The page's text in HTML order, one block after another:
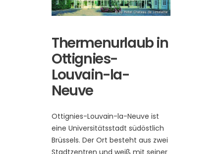
Thermenurlaub in
Ottignies-
Louvain-la-
Neuve
Ottignies-Louvain-la-Neuve ist
eine Universitätsstadt südöstlich
Brüssels. Der Ort besteht aus zwei